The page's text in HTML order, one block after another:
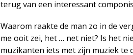
terug van een interessant
Waarom raakte de man zo in de
me ooit zei, het … net niet? Is het
muzikanten iets met zijn muziek te